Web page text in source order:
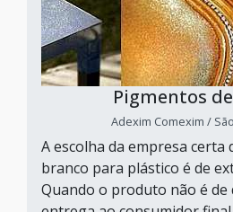
Pigmentos
Adexim Comexim /
A escolha da empresa certa
branco para plástico é de
Quando o produto não é de